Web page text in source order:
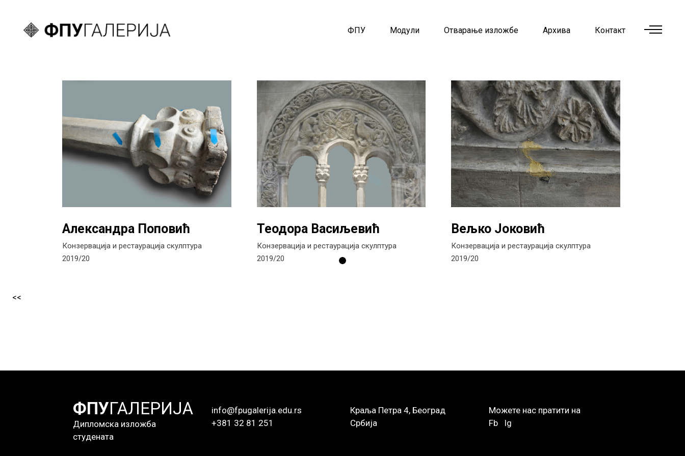
ФПУ Модули Отварање изложбе Архива Контакт
Александра Поповић
Конзервација и рестаурација скулптура
2019/20
Теодора Васиљевић
Конзервација и рестаурација скулптура
2019/20
Вељко Јоковић
Конзервација и рестаурација скулптура
2019/20
<<
ФПУГАЛЕРИЈА
Дипломска изложба
студената
info@fpugalerija.edu.rs
+381 32 81 251
Краља Петра 4, Београд
Србија
Можете нас пратити на
Fb
Ig